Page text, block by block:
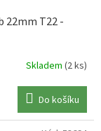
22mm T22 -
Skladem (2 ks)
Do košíku